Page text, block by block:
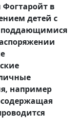
в
детей с
например